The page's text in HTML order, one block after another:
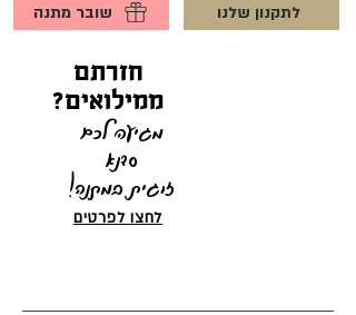
שובר מתנה לתקנון שלנו
חזרתם
ממילואים?
מגיעה לכם
סדנא
זוגיתבמתנה!
לחצו לפרטים